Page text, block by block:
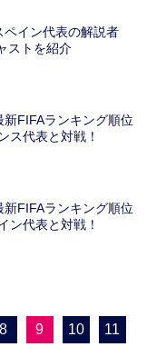
ペイン代表の解説者
ストを紹介
新FIFAランキング順位
ス代表と対戦！
FIFAランキング順位
ン代表と対戦！
8 9 10
11